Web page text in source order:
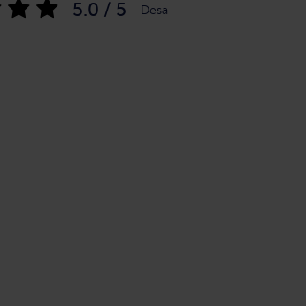
5.0 / 5 Desa